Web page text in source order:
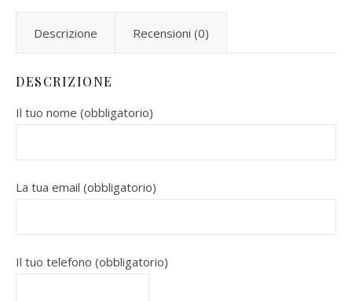
Descrizione Recensioni (0)
DESCRIZIONE
Il tuo nome (obbligatorio)
La tua email (obbligatorio)
Il tuo telefono (obbligatorio)